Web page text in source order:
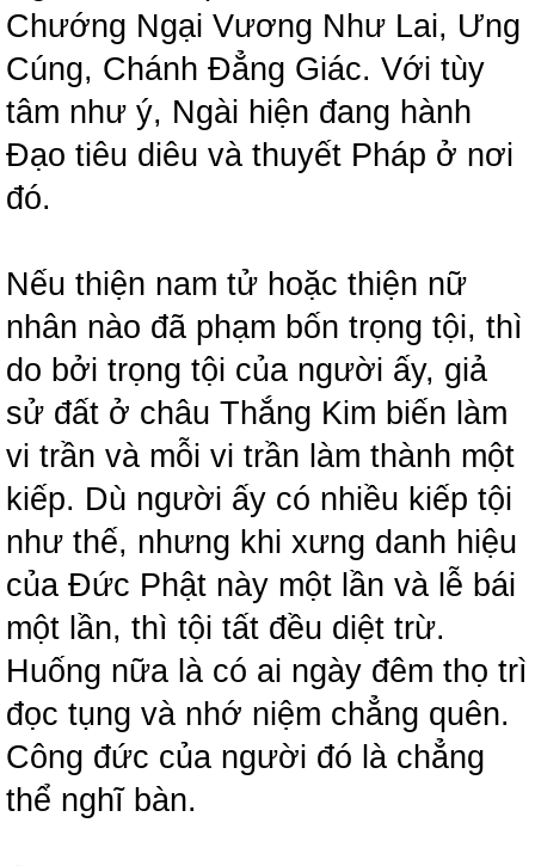
Chướng Ngại Vương Như Lai, Ưng
Cúng, Chánh Đẳng Giác. Với tùy
tâm như ý, Ngài hiện đang hành
Đạo tiêu diêu và thuyết Pháp ở nơi
đó.
Nếu thiện nam tử hoặc thiện nữ
nhân nào đã phạm bốn trọng tội, thì
do bởi trọng tội của người ấy, giả
sử đất ở châu Thắng Kim biến làm
vi trần và mỗi vi trần làm thành một
kiếp. Dù người ấy có nhiều kiếp tội
như thế, nhưng khi xưng danh hiệu
của Đức Phật này một lần và lễ bái
một lần, thì tội tất đều diệt trừ.
Huống nữa là có ai ngày đêm thọ trì
đọc tụng và nhớ niệm chẳng quên.
Công đức của người đó là chẳng
thể nghĩ bàn.